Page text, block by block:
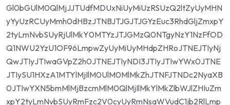
Gl0bGUlM0QlMjJJTUdfMDUxNiUyMiUzRSUzQ2ltZyUyMHN
yYyUzRCUyMmh0dHBzJTNBJTJGJTJGYzEuc3RhdGljZmxpY
2tyLmNvbSUyRjUlMkY0MTYzJTJGMzQ0NTgyNzY1NzFfOD
Q1NWU2YzU1OF96LmpwZyUyMiUyMHdpZHRoJTNEJTIyNj
QwJTIyJTIwaGVpZ2h0JTNEJTIyNDI3JTIyJTIwYWx0JTNE
JTIySU1HXzA1MTYlMjIlM0UlM0MlMkZhJTNFJTNDc2NyaXB
0JTIwYXN5bmMlMjBzcmMlM0QlMjIlMkYlMkZlbWJlZHIuZm
xpY2tyLmNvbSUyRmFzc2V0cyUyRmNsaWVudC1jb2RlLmp